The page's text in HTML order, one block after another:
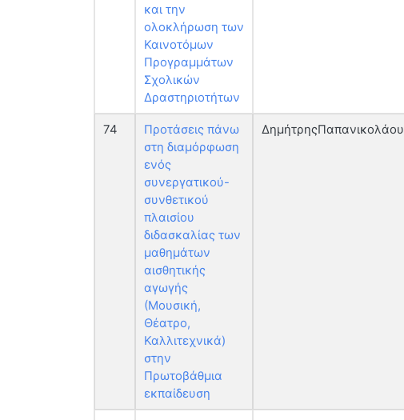
και την
ολοκλήρωση των
Καινοτόμων
Προγραμμάτων
Σχολικών
Δραστηριοτήτων
74
Προτάσεις πάνω
στη διαμόρφωση
ενός
συνεργατικού-
συνθετικού
πλαισίου
διδασκαλίας των
μαθημάτων
αισθητικής
αγωγής
(Μουσική,
Θέατρο,
Καλλιτεχνικά)
στην
Πρωτοβάθμια
εκπαίδευση
ΔημήτρηςΠαπανικολάου